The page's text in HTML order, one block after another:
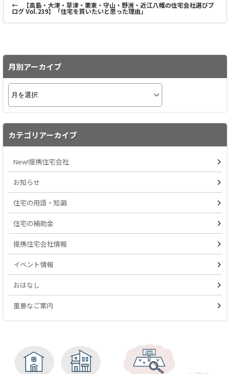
← 【高島・大津・草津・栗東・守山・野洲・近江八幡の住宅会社選びブ
ログ Vol.239】「住宅を買いたいと思った理由」
月別アーカイブ
カテゴリアーカイブ
New!提携住宅会社
お知らせ
住宅の用語・知識
住宅の補助金
提携住宅会社情報
イベント情報
おはなし
重要なご案内